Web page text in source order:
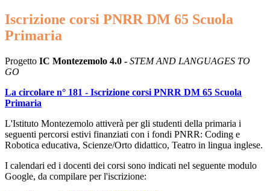
Iscrizione corsi PNRR DM 65 Scuola
Primaria
Progetto IC Montezemolo 4.0 - STEM AND LANGUAGES TO
GO
La circolare n° 181 - Iscrizione corsi PNRR DM 65 Scuola
Primaria
L'Istituto Montezemolo attiverà per gli studenti della primaria i
seguenti percorsi estivi finanziati con i fondi PNRR: Coding e
Robotica educativa, Scienze/Orto didattico, Teatro in lingua inglese.
I calendari ed i docenti dei corsi sono indicati nel seguente modulo
Google, da compilare per l'iscrizione: